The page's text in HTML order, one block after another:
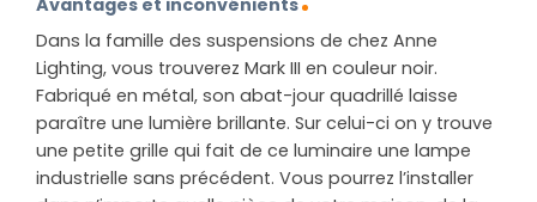
Dans la famille des suspensions de chez Anne
Lighting, vous trouverez Mark III en couleur noir.
Fabriqué en métal, son abat-jour quadrillé laisse
paraître une lumière brillante. Sur celui-ci on y trouve
une petite grille qui fait de ce luminaire une lampe
industrielle sans précédent. Vous pourrez l’installer